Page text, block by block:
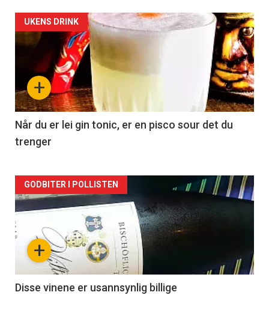
Forsiden
akkurat
nå
-
2
+
UKENS DRINK
Når du er lei gin tonic, er en pisco sour det du
trenger
Forsiden
akkurat
nå
3
+
GODBITER I POLLISTEN
Disse vinene er usannsynlig billige